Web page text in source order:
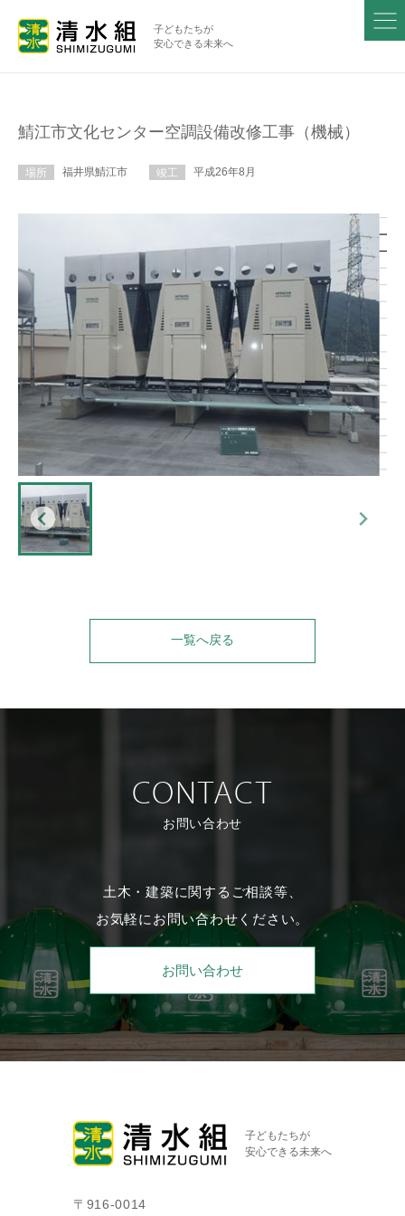
子どもたちが
安心できる未来へ
鯖江市文化センター空調設備改修工事（機械）
場所 福井県鯖江市 竣工 平成26年8月
一覧へ戻る
CONTACT
お問い合わせ
土木・建築に関するご相談等、
お気軽にお問い合わせください。
お問い合わせ
子どもたちが
安心できる未来へ
〒916-0014